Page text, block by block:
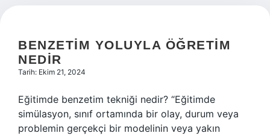
BENZETIM YOLUYLA ÖĞRETIM
NEDIR
Tarih: Ekim 21, 2024
Eğitimde benzetim tekniği nedir? “Eğitimde
simülasyon, sınıf ortamında bir olay, durum veya
problemin gerçekçi bir modelinin veya yakın